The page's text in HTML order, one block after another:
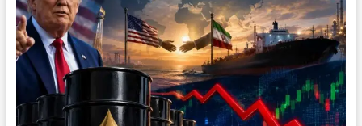
को
लेकर
THIS
स्पष्ट
किया।